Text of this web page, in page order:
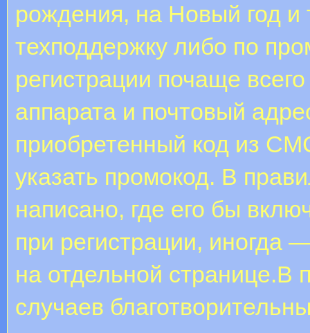
рождения, на Новый год и
техподдержку либо по
регистрации почаще
аппарата и почтовый
приобретенный код из
указать промокод. В
написано, где его бы
при регистрации, иногда
на отдельной
случаев